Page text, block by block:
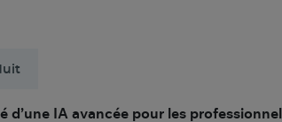
d’une IA avancée pour les